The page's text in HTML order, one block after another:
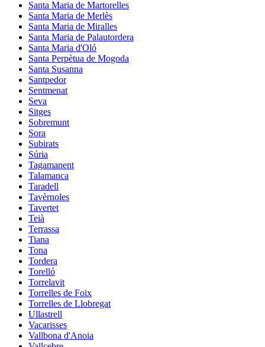
Santa Maria de Martorelles
Santa Maria de Merlès
Santa Maria de Miralles
Santa Maria de Palautordera
Santa Maria d'Oló
Santa Perpètua de Mogoda
Santa Susanna
Santpedor
Sentmenat
Seva
Sitges
Sobremunt
Sora
Subirats
Súria
Tagamanent
Talamanca
Taradell
Tavèrnoles
Tavertet
Teià
Terrassa
Tiana
Tona
Tordera
Torelló
Torrelavit
Torrelles de Foix
Torrelles de Llobregat
Ullastrell
Vacarisses
Vallbona d'Anoia